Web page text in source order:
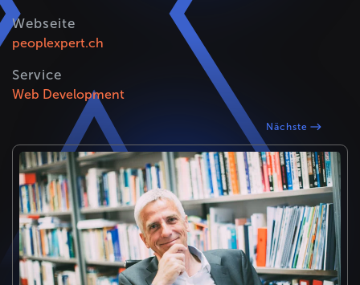
Webseite
peoplexpert.ch
Service
Web Development
Nächste